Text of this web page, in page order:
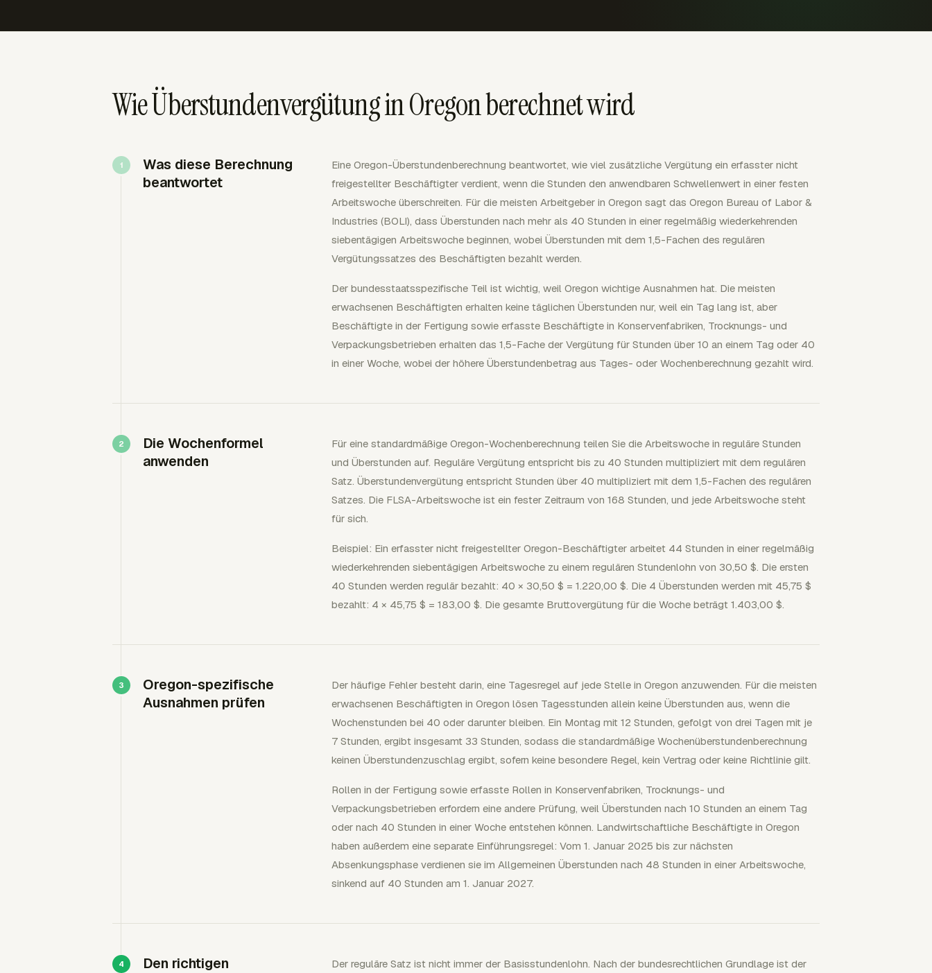
Wie Überstundenvergütung in Oregon berechnet wird
Was diese Berechnung
beantwortet
Eine Oregon-Überstundenberechnung beantwortet, wie viel zusätzliche Vergütung ein erfasster nicht
freigestellter Beschäftigter verdient, wenn die Stunden den anwendbaren Schwellenwert in einer festen
Arbeitswoche überschreiten. Für die meisten Arbeitgeber in Oregon sagt das Oregon Bureau of Labor &
Industries (BOLI), dass Überstunden nach mehr als 40 Stunden in einer regelmäßig wiederkehrenden
siebentägigen Arbeitswoche beginnen, wobei Überstunden mit dem 1,5-Fachen des regulären
Vergütungssatzes des Beschäftigten bezahlt werden.
Der bundesstaatsspezifische Teil ist wichtig, weil Oregon wichtige Ausnahmen hat. Die meisten
erwachsenen Beschäftigten erhalten keine täglichen Überstunden nur, weil ein Tag lang ist, aber
Beschäftigte in der Fertigung sowie erfasste Beschäftigte in Konservenfabriken, Trocknungs- und
Verpackungsbetrieben erhalten das 1,5-Fache der Vergütung für Stunden über 10 an einem Tag oder 40
in einer Woche, wobei der höhere Überstundenbetrag aus Tages- oder Wochenberechnung gezahlt wird.
Die Wochenformel
anwenden
Für eine standardmäßige Oregon-Wochenberechnung teilen Sie die Arbeitswoche in reguläre Stunden
und Überstunden auf. Reguläre Vergütung entspricht bis zu 40 Stunden multipliziert mit dem regulären
Satz. Überstundenvergütung entspricht Stunden über 40 multipliziert mit dem 1,5-Fachen des regulären
Satzes. Die FLSA-Arbeitswoche ist ein fester Zeitraum von 168 Stunden, und jede Arbeitswoche steht
für sich.
Beispiel: Ein erfasster nicht freigestellter Oregon-Beschäftigter arbeitet 44 Stunden in einer regelmäßig
wiederkehrenden siebentägigen Arbeitswoche zu einem regulären Stundenlohn von 30,50 $. Die ersten
40 Stunden werden regulär bezahlt: 40 × 30,50 $ = 1.220,00 $. Die 4 Überstunden werden mit 45,75 $
bezahlt: 4 × 45,75 $ = 183,00 $. Die gesamte Bruttovergütung für die Woche beträgt 1.403,00 $.
Oregon-spezifische
Ausnahmen prüfen
Der häufige Fehler besteht darin, eine Tagesregel auf jede Stelle in Oregon anzuwenden. Für die meisten
erwachsenen Beschäftigten in Oregon lösen Tagesstunden allein keine Überstunden aus, wenn die
Wochenstunden bei 40 oder darunter bleiben. Ein Montag mit 12 Stunden, gefolgt von drei Tagen mit je
7 Stunden, ergibt insgesamt 33 Stunden, sodass die standardmäßige Wochenüberstundenberechnung
keinen Überstundenzuschlag ergibt, sofern keine besondere Regel, kein Vertrag oder keine Richtlinie gilt.
Rollen in der Fertigung sowie erfasste Rollen in Konservenfabriken, Trocknungs- und
Verpackungsbetrieben erfordern eine andere Prüfung, weil Überstunden nach 10 Stunden an einem Tag
oder nach 40 Stunden in einer Woche entstehen können. Landwirtschaftliche Beschäftigte in Oregon
haben außerdem eine separate Einführungsregel: Vom 1. Januar 2025 bis zur nächsten
Absenkungsphase verdienen sie im Allgemeinen Überstunden nach 48 Stunden in einer Arbeitswoche,
sinkend auf 40 Stunden am 1. Januar 2027.
Den richtigen
Der reguläre Satz ist nicht immer der Basisstundenlohn. Nach der bundesrechtlichen Grundlage ist der